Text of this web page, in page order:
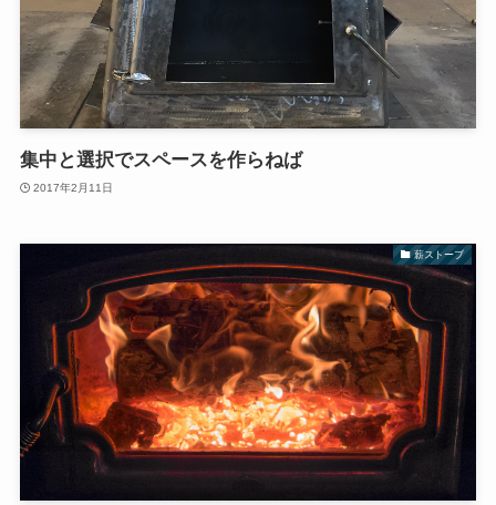
集中と選択でスペースを作らねば
2017年2月11日
薪ストーブ